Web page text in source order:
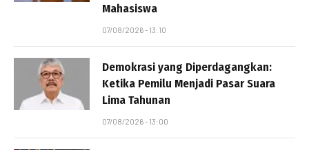
Mahasiswa
07/08/2026 - 13:10
Demokrasi yang Diperdagangkan:
Ketika Pemilu Menjadi Pasar Suara
Lima Tahunan
07/08/2026 - 13:00